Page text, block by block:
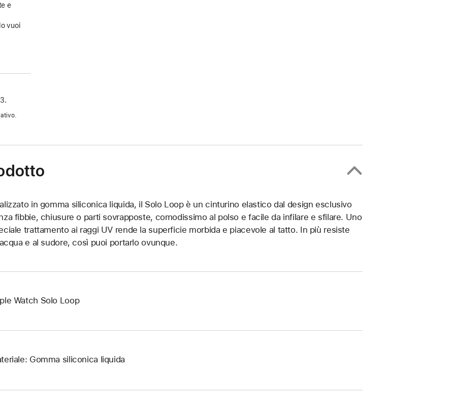
e
vuoi
in gomma siliconica liquida, il Solo Loop è un cinturino elastico dal design esclusivo
fibbie, chiusure o parti sovrapposte, comodissimo al polso e facile da infilare e sfilare. Uno
trattamento ai raggi UV rende la superficie morbida e piacevole al tatto. In più resiste
e al sudore, così puoi portarlo ovunque.
Watch Solo Loop
Gomma siliconica liquida